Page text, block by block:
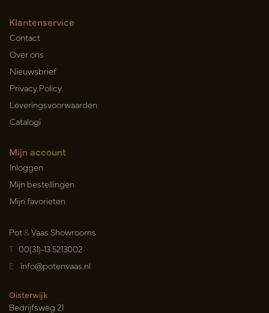
Klantenservice
Contact
Over ons
Nieuwsbrief
Privacy Policy
Leveringsvoorwaarden
Catalogi
Mijn account
Inloggen
Mijn bestellingen
Mijn favorieten
Pot&Vaas Showrooms
T 00(31)-13 5213002
E info@potenvaas.nl
Oisterwijk
Bedrijfsweg 21